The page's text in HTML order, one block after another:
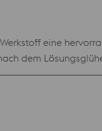
eine
dem